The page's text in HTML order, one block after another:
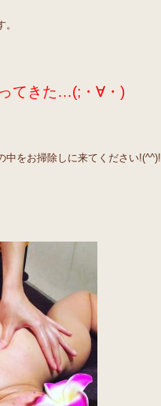
てきた…(;・∀・)
をお掃除しに来てください!(^^)!